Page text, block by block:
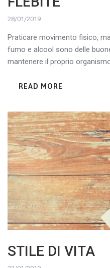
28/01/2019
Praticare movimento fisico,
fumo e alcool sono delle
mantenere il proprio
READ MORE
STILE DI VITA